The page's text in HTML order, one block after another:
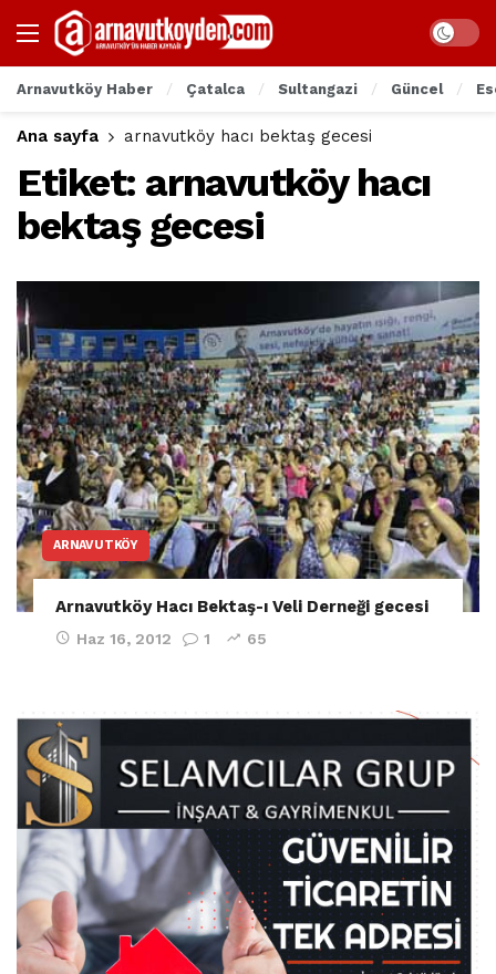
Arnavutköy Haber Çatalca Sultangazi Güncel
Ana sayfa arnavutköy hacı bektaş gecesi
Etiket: arnavutköy hacı
bektaş gecesi
ARNAVUTKÖY
Arnavutköy Hacı Bektaş-ı Veli Derneği gecesi
Haz 16, 2012 1 65